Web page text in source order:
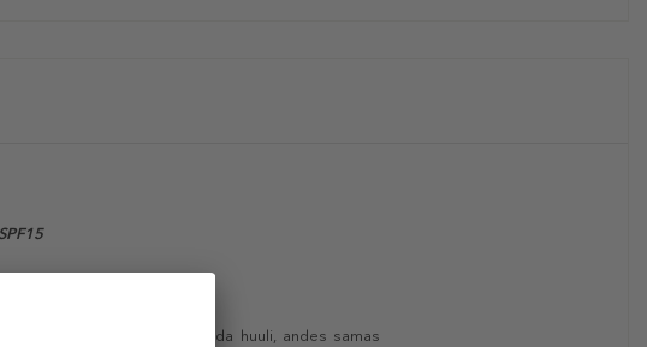
pehmendada ja siluda huuli, andes samas